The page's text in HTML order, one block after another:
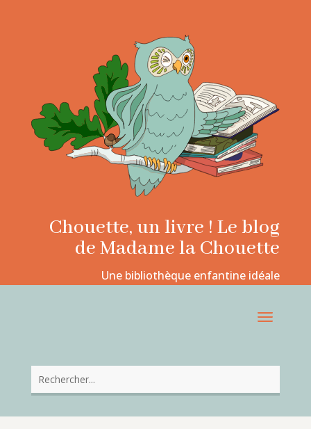
Chouette, un livre ! Le blog
de Madame la Chouette
Une bibliothèque enfantine idéale